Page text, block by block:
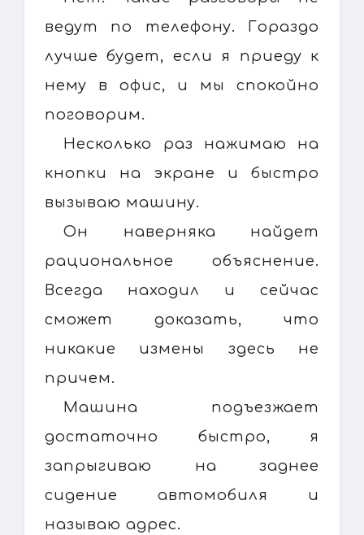
ведут по телефону. Гораздо
лучше будет, если я приеду к
нему в офис, и мы спокойно
поговорим.
Несколько раз нажимаю на
кнопки на экране и быстро
вызываю машину.
Он наверняка найдет
рациональное объяснение.
Всегда находил и сейчас
сможет доказать, что
никакие измены здесь не
причем.
Машина подъезжает
достаточно быстро, я
запрыгиваю на заднее
сидение автомобиля и
называю адрес.